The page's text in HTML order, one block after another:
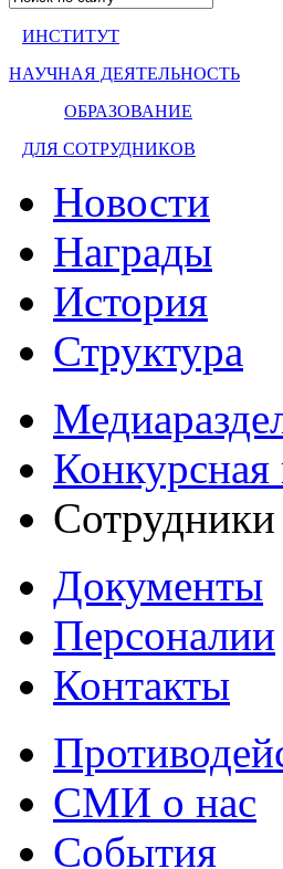
ИНСТИТУТ
НАУЧНАЯ ДЕЯТЕЛЬНОСТЬ
ОБРАЗОВАНИЕ
ДЛЯ СОТРУДНИКОВ
Новости
Награды
История
Структура
Конкурсная
Сотрудники
Документы
Персоналии
Контакты
СМИ о нас
События